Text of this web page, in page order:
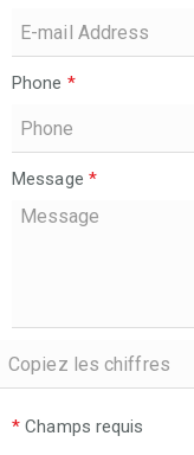
Phone *
Message *
* Champs requis